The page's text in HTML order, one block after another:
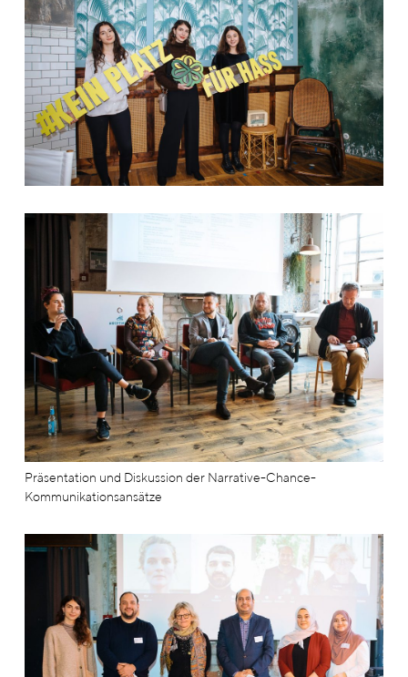
Präsentation und Diskussion der Narrative-Chance-
Kommunikationsansätze